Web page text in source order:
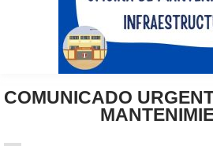
COMUNICADO